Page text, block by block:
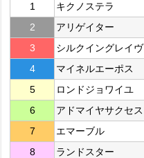
1
キクノステラ
2
アリゲイター
3
シルクイングレイヴ
4
マイネルエーポス
5
ロンドジョワイユ
6
アドマイヤサクセス
7
エマーブル
8
ランドスター